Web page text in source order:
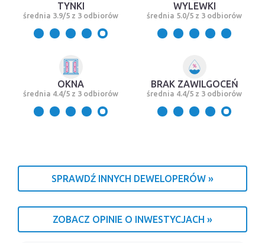
TYNKI
średnia 3.9/5 z 3 odbiorów
WYLEWKI
średnia 5.0/5 z 3 odbiorów
OKNA
średnia 4.4/5 z 3 odbiorów
BRAK ZAWILGOCEŃ
średnia 4.4/5 z 3 odbiorów
SPRAWDŹ INNYCH DEWELOPERÓW »
ZOBACZ OPINIE O INWESTYCJACH »